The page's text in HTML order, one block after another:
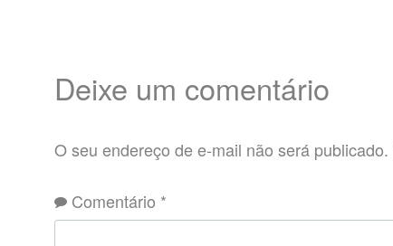
Deixe um comentário
O seu endereço de e-mail não será publicado.
Comentário *